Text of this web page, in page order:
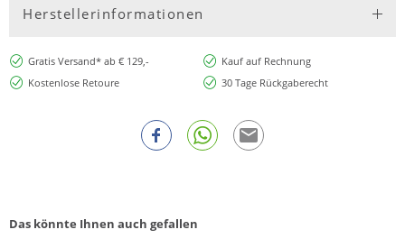
Herstellerinformationen
Gratis Versand* ab € 129,-
Kauf auf Rechnung
Kostenlose Retoure
30 Tage Rückgaberecht
Das könnte Ihnen auch gefallen